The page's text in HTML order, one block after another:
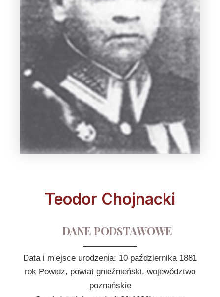
Teodor Chojnacki
DANE PODSTAWOWE
Data i miejsce urodzenia: 10 października 1881
rok Powidz, powiat gnieźnieński, województwo
poznańskie